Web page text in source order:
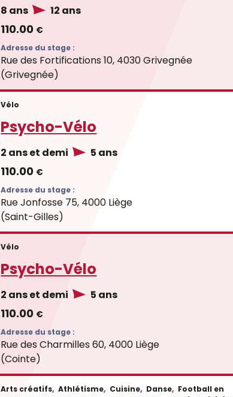
8 ans 12 ans
110.00 €
Adresse du stage :
Rue des Fortifications 10, 4030 Grivegnée
(Grivegnée)
Vélo
Psycho-Vélo
2 ans et demi 5 ans
110.00 €
Adresse du stage :
Rue Jonfosse 75, 4000 Liège
(Saint-Gilles)
Vélo
Psycho-Vélo
2 ans et demi 5 ans
110.00 €
Adresse du stage :
Rue des Charmilles 60, 4000 Liège
(Cointe)
Arts créatifs, Athlétisme, Cuisine, Danse, Football en